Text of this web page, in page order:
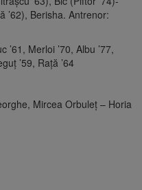
’62), Berisha. Antrenor:
’61, Merloi ’70, Albu ’77,
’59, Raţă ’64
Mircea Orbuleţ – Horia